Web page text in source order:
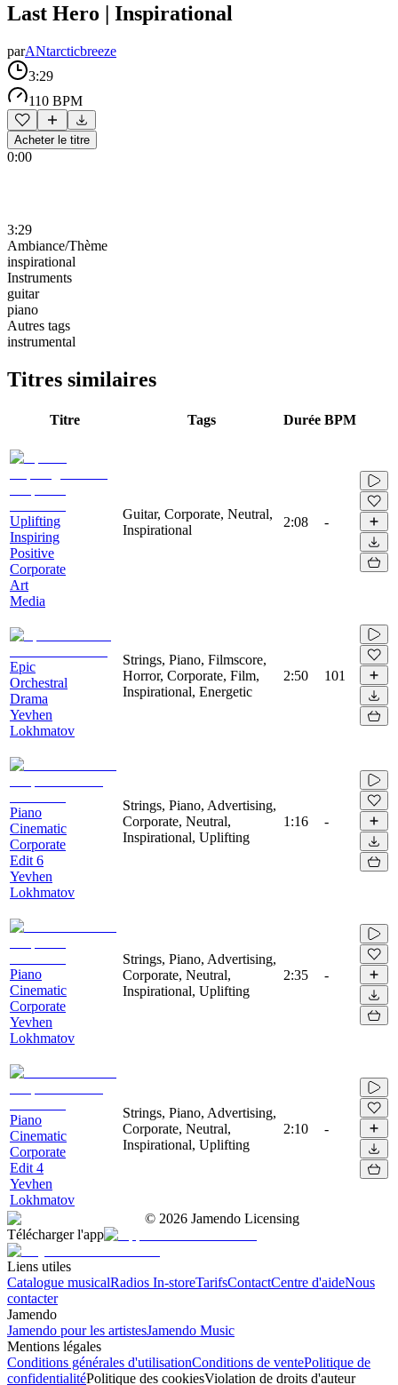
Last Hero | Inspirational
parANtarcticbreeze
3:29
110 BPM
Acheter le titre
0:00
3:29
Ambiance/Thème
inspirational
Instruments
guitar
piano
Autres tags
instrumental
Titres similaires
Titre Tags Durée BPM
Uplifting
Inspiring
Positive
Corporate
Art
Media
Guitar, Corporate, Neutral,
Inspirational
2:08 -
Epic
Orchestral
Drama
Yevhen
Lokhmatov
Strings, Piano, Filmscore,
Horror, Corporate, Film,
Inspirational, Energetic
2:50 101
Piano
Cinematic
Corporate
Edit 6
Yevhen
Lokhmatov
Strings, Piano, Advertising,
Corporate, Neutral,
Inspirational, Uplifting
1:16 -
Piano
Cinematic
Corporate
Yevhen
Lokhmatov
Strings, Piano, Advertising,
Corporate, Neutral,
Inspirational, Uplifting
2:35 -
Piano
Cinematic
Corporate
Edit 4
Yevhen
Lokhmatov
Strings, Piano, Advertising,
Corporate, Neutral,
Inspirational, Uplifting
2:10 -
© 2026 Jamendo Licensing
Télécharger l'app
Liens utiles
Catalogue musicalRadios In-storeTarifsContactCentre d'aideNous
contacter
Jamendo
Jamendo pour les artistesJamendo Music
Mentions légales
Conditions générales d'utilisationConditions de ventePolitique de
confidentialitéPolitique des cookiesViolation de droits d'auteur